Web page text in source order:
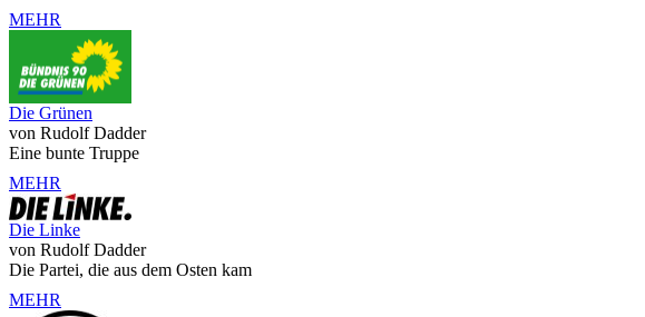
MEHR
Die Grünen
von Rudolf Dadder
Eine bunte Truppe
MEHR
Die Linke
von Rudolf Dadder
Die Partei, die aus dem Osten kam
MEHR